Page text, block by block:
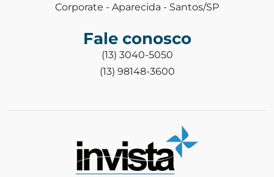
Corporate - Aparecida - Santos/SP
Fale conosco
(13) 3040-5050
(13) 98148-3600